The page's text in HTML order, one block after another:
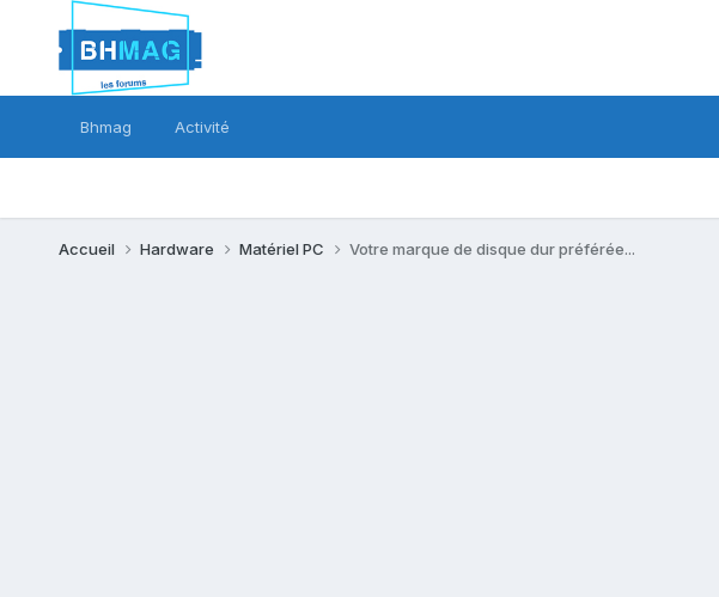
Bhmag Activité
Accueil Hardware Matériel PC Votre marque de disque dur préférée...